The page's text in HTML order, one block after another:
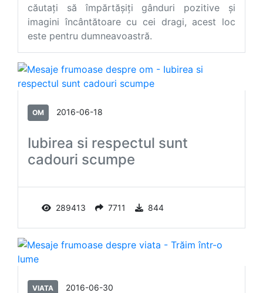
căutați să împărtășiți gânduri pozitive și
imagini încântătoare cu cei dragi, acest loc
este pentru dumneavoastră.
OM 2016-06-18
Iubirea si respectul sunt
cadouri scumpe
289413 7711 844
VIATA 2016-06-30